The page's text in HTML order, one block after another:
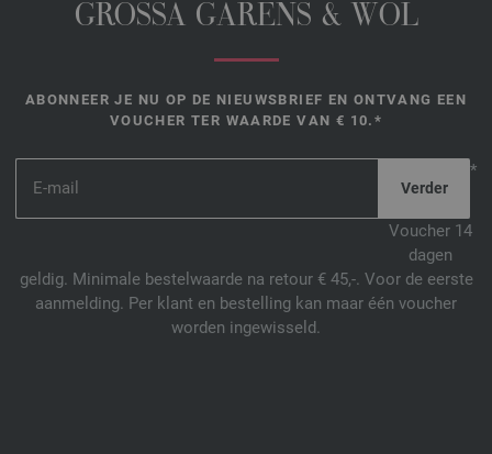
GROSSA GARENS & WOL
ABONNEER JE NU OP DE NIEUWSBRIEF EN ONTVANG EEN
VOUCHER TER WAARDE VAN € 10.*
*
Voucher 14
dagen
geldig. Minimale bestelwaarde na retour € 45,-. Voor de eerste
aanmelding. Per klant en bestelling kan maar één voucher
worden ingewisseld.